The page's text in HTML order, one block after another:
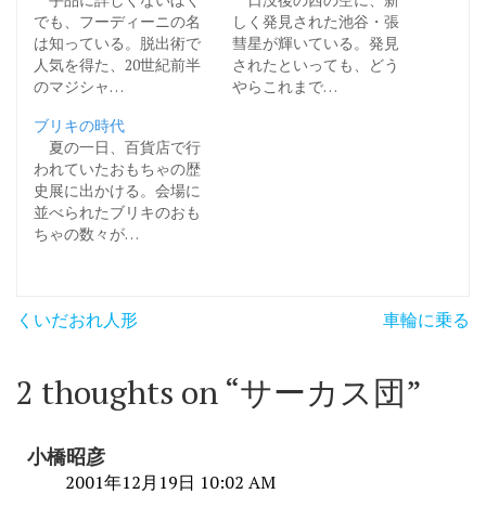
でも、フーディーニの名
は知っている。脱出術で
人気を得た、20世紀前半
のマジシャ…
しく発見された池谷・張
彗星が輝いている。発見
されたといっても、どう
やらこれまで…
ブリキの時代
夏の一日、百貨店で行
われていたおもちゃの歴
史展に出かける。会場に
並べられたブリキのおも
ちゃの数々が…
投
ナ
ゲ
くいだおれ人形 車輪に乗る
2 thoughts on “サーカス団”
小橋昭彦
2001年12月19日 10:02 AM